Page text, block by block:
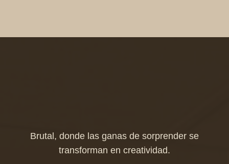
Brutal, donde las ganas de sorprender se
transforman en creatividad.